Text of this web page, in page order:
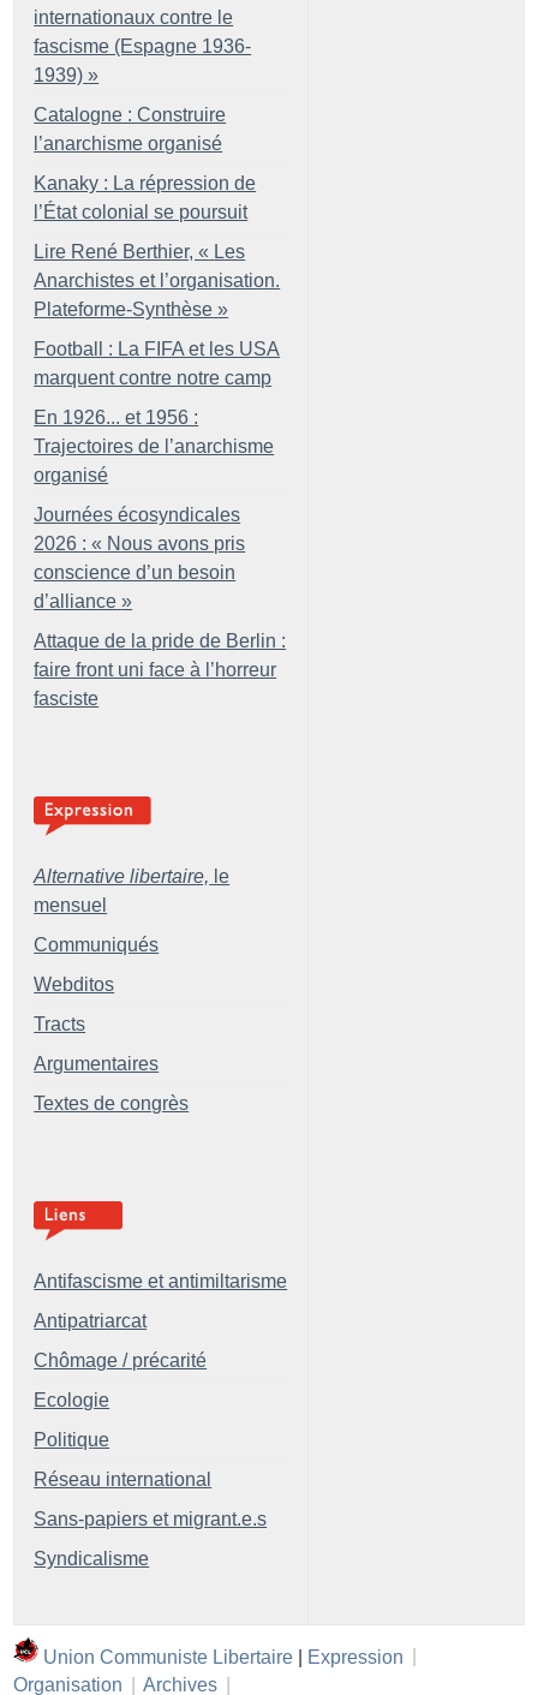
internationaux contre le
fascisme (Espagne 1936-
1939) »
Catalogne : Construire
l’anarchisme organisé
Kanaky : La répression de
l’État colonial se poursuit
Lire René Berthier, « Les
Anarchistes et l’organisation.
Plateforme-Synthèse »
Football : La FIFA et les USA
marquent contre notre camp
En 1926... et 1956 :
Trajectoires de l’anarchisme
organisé
Journées écosyndicales
2026 : « Nous avons pris
conscience d’un besoin
d’alliance »
Attaque de la pride de Berlin :
faire front uni face à l’horreur
fasciste
Alternative libertaire, le
mensuel
Communiqués
Webditos
Tracts
Argumentaires
Textes de congrès
Antifascisme et antimiltarisme
Antipatriarcat
Chômage / précarité
Ecologie
Politique
Réseau international
Sans-papiers et migrant.e.s
Syndicalisme
Union Communiste Libertaire | Expression
Organisation
Archives